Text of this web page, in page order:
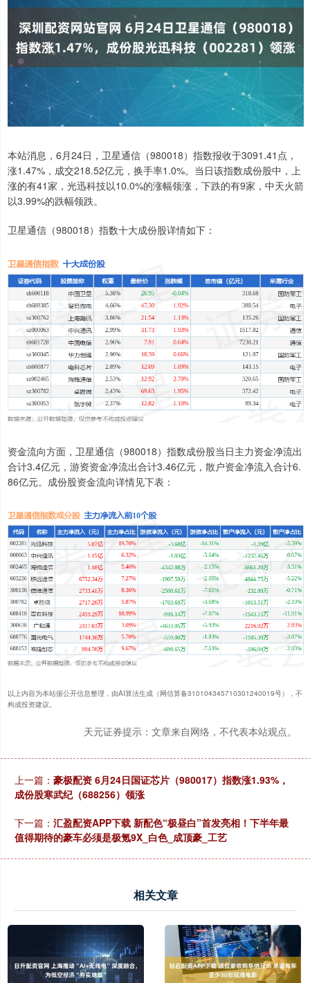
本站消息，6月24日，卫星通信（980018）指数报收于3091.41点，
涨1.47%，成交218.52亿元，换手率1.0%。当日该指数成份股中，上
涨的有41家，光迅科技以10.0%的涨幅领涨，下跌的有9家，中天火箭
以3.99%的跌幅领跌。
卫星通信（980018）指数十大成份股详情如下：
资金流向方面，卫星通信（980018）指数成份股当日主力资金净流出
合计3.4亿元，游资资金净流出合计3.46亿元，散户资金净流入合计6.
86亿元。成份股资金流向详情见下表：
以上内容为本站据公开信息整理，由AI算法生成（网信算备310104345710301240019号），不
构成投资建议。
天元证券提示：文章来自网络，不代表本站观点。
上一篇： 豪极配资 6月24日国证芯片（980017）指数涨1.93%，
成份股寒武纪（688256）领涨
下一篇： 汇盈配资APP下载 新配色“极昼白”首发亮相！下半年最
值得期待的豪车必须是极氪9X_白色_成顶豪_工艺
相关文章